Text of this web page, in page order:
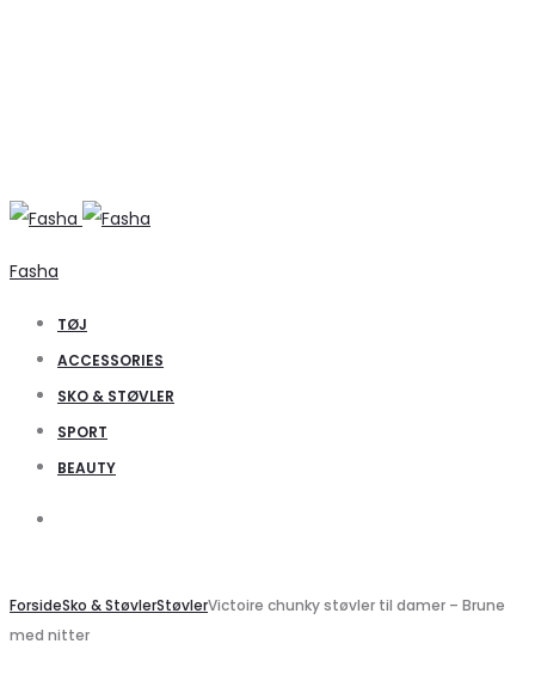
Fasha
TØJ
ACCESSORIES
SKO & STØVLER
SPORT
BEAUTY
ForsideSko & StøvlerStøvlerVictoire chunky støvler til damer – Brune
med nitter